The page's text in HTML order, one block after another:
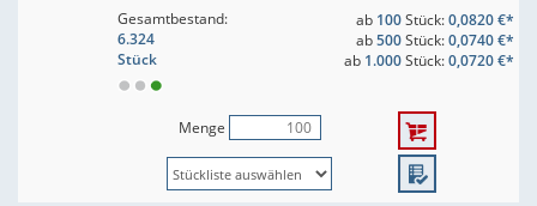
Gesamtbestand:
6.324
Stück
ab 100Stück:0,0820 €*
ab500Stück:0,0740 €*
ab 1.000Stück:0,0720 €*
Menge